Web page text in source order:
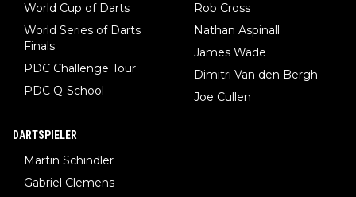
World Cup of Darts
World Series of Darts
Finals
PDC Challenge Tour
PDC Q-School
Rob Cross
Nathan Aspinall
James Wade
Dimitri Van den Bergh
Joe Cullen
DARTSPIELER
Martin Schindler
Gabriel Clemens